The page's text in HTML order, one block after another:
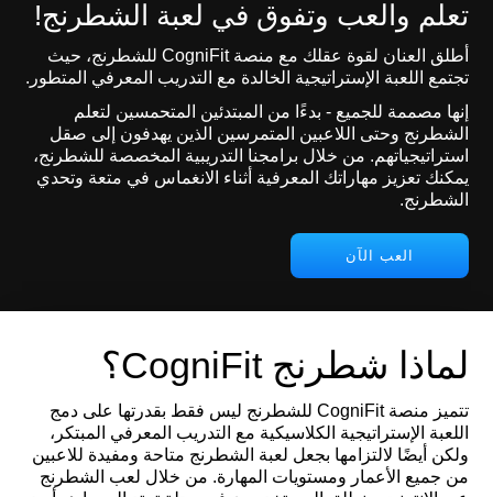
تعلم والعب وتفوق في لعبة الشطرنج!
أطلق العنان لقوة عقلك مع منصة CogniFit للشطرنج، حيث
تجتمع اللعبة الإستراتيجية الخالدة مع التدريب المعرفي المتطور.
إنها مصممة للجميع - بدءًا من المبتدئين المتحمسين لتعلم
الشطرنج وحتى اللاعبين المتمرسين الذين يهدفون إلى صقل
استراتيجياتهم. من خلال برامجنا التدريبية المخصصة للشطرنج،
يمكنك تعزيز مهاراتك المعرفية أثناء الانغماس في متعة وتحدي
الشطرنج.
العب الآن
لماذا شطرنج CogniFit؟
تتميز منصة CogniFit للشطرنج ليس فقط بقدرتها على دمج
اللعبة الإستراتيجية الكلاسيكية مع التدريب المعرفي المبتكر،
ولكن أيضًا لالتزامها بجعل لعبة الشطرنج متاحة ومفيدة للاعبين
من جميع الأعمار ومستويات المهارة. من خلال لعب الشطرنج